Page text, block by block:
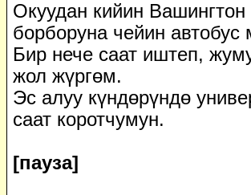
Окуудан кийин Вашингтон
борборуна чейин
Бир нече саат иштеп,
жол жүргөм.
Эс алуу күндөрүндө
саат коротчумун.
[пауза]